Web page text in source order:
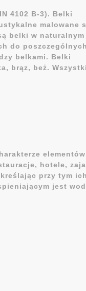
4102 B-3). Belki
malowane
belki w naturalnym
do poszczególnych
belkami. Belki
brąz, beż.
elementów
hotele,
przy tym ich
jest